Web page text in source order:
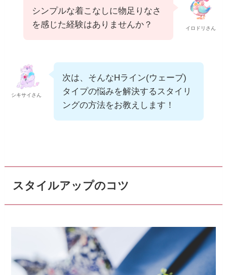
イロドリさん
シンプルな着こなしに物足りなさ
を感じた経験はありませんか？
シキサイさん
次は、そんなHライン(ウェーブ)
タイプの悩みを解決するスタイリ
ングの方法をお教えします！
スタイルアップのコツ